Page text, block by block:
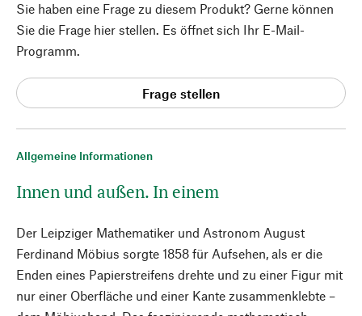
Allgemeine Informationen
Innen und außen. In einem
Der Leipziger Mathematiker und Astronom August
Ferdinand Möbius sorgte 1858 für Aufsehen, als er die
Enden eines Papierstreifens drehte und zu einer Figur mit
nur einer Oberfläche und einer Kante zusammenklebte –
Sie haben eine Frage zu diesem Produkt? Gerne können
Sie die Frage hier stellen. Es öffnet sich Ihr E-Mail-
Programm.
Frage stellen